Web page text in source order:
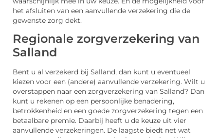
het afsluiten van een aanvullende verzekering die de
gewenste zorg dekt.
Regionale zorgverzekering van
Salland
Bent u al verzekerd bij Salland, dan kunt u eventueel
kiezen voor een (andere) aanvullende verzekering. Wilt u
overstappen naar een zorgverzekering van Salland? Dan
kunt u rekenen op een persoonlijke benadering,
betrokkenheid en een goede zorgverzekering tegen een
betaalbare premie. Daarbij heeft u de keuze uit vier
aanvullende verzekeringen. De laagste biedt net wat